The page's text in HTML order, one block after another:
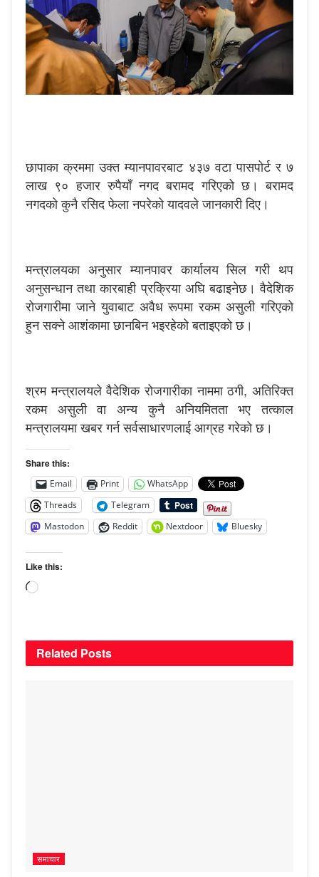
छापाका क्रममा उक्त म्यानपावरबाट ४३७ वटा पासपोर्ट र ७
लाख ९० हजार रुपैयाँ नगद बरामद गरिएको छ। बरामद
नगदको कुनै रसिद फेला नपरेको यादवले जानकारी दिए।
मन्त्रालयका अनुसार म्यानपावर कार्यालय सिल गरी थप
अनुसन्धान तथा कारबाही प्रक्रिया अघि बढाइनेछ। वैदेशिक
रोजगारीमा जाने युवाबाट अवैध रूपमा रकम असुली गरिएको
हुन सक्ने आशंकामा छानबिन भइरहेको बताइएको छ।
श्रम मन्त्रालयले वैदेशिक रोजगारीका नाममा ठगी, अतिरिक्त
रकम असुली वा अन्य कुनै अनियमितता भए तत्काल
मन्त्रालयमा खबर गर्न सर्वसाधारणलाई आग्रह गरेको छ।
Share this:
Email Print
WhatsApp
Threads
Telegram
Mastodon
Reddit Nextdoor Bluesky
Like this:
Loading…
Related Posts
समाचार